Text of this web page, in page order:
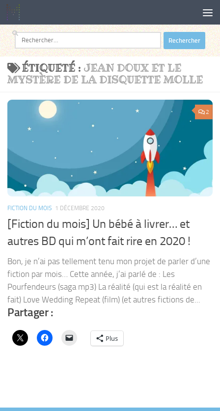
Au dessous du contenu
Rechercher :
ÉTIQUETÉ : JEAN DOUX ET LE
MYSTÈRE DE LA DISQUETTE MOLLE
2
FICTION DU MOIS 1 DÉCEMBRE 2020
[Fiction du mois] Un bébé à livrer… et
autres BD qui m’ont fait rire en 2020 !
Bon, je n’ai pas tellement tenu mon projet de parler d’une
fiction par mois… Cette année, j’ai parlé de : Les
Pourfendeurs (saga mp3) La réalité (qui est la réalité en
fait) Love Wedding Repeat (film) (et autres fictions de...
Partager :
Plus